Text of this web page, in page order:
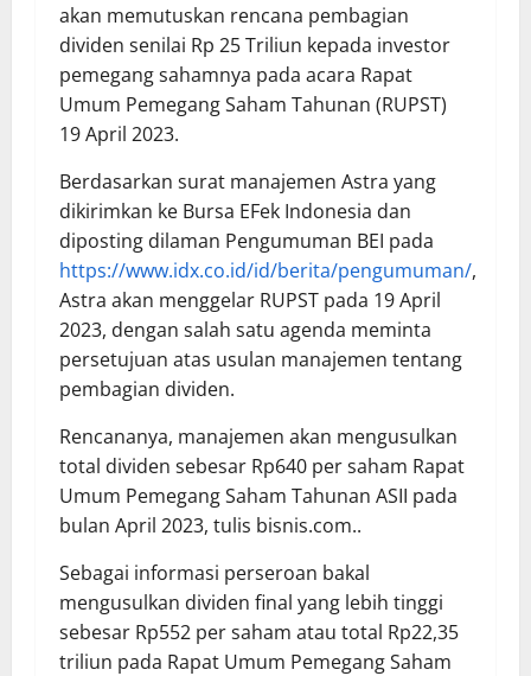
akan memutuskan rencana pembagian
dividen senilai Rp 25 Triliun kepada investor
pemegang sahamnya pada acara Rapat
Umum Pemegang Saham Tahunan (RUPST)
19 April 2023.
Berdasarkan surat manajemen Astra yang
dikirimkan ke Bursa EFek Indonesia dan
diposting dilaman Pengumuman BEI pada
https://www.idx.co.id/id/berita/pengumuman/,
Astra akan menggelar RUPST pada 19 April
2023, dengan salah satu agenda meminta
persetujuan atas usulan manajemen tentang
pembagian dividen.
Rencananya, manajemen akan mengusulkan
total dividen sebesar Rp640 per saham Rapat
Umum Pemegang Saham Tahunan ASII pada
bulan April 2023, tulis bisnis.com..
Sebagai informasi perseroan bakal
mengusulkan dividen final yang lebih tinggi
sebesar Rp552 per saham atau total Rp22,35
triliun pada Rapat Umum Pemegang Saham